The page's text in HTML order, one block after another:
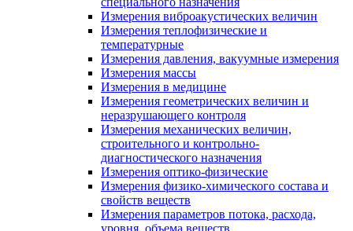
Измерения виброакустических величин
Измерения теплофизические и
температурные
Измерения давления, вакуумные измерения
Измерения массы
Измерения в медицине
Измерения геометрических величин и
неразрушающего контроля
Измерения механических величин,
строительного и контрольно-
диагностического назначения
Измерения оптико-физические
Измерения физико-химического состава и
свойств веществ
Измерения параметров потока, расхода,
уровня, объема веществ